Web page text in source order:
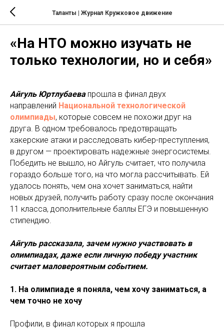
Таланты | Журнал Кружковое движение
«На НТО можно изучать не
только технологии, но и себя»
Айгуль Юртлубаева прошла в финал двух
направлений Национальной технологической
олимпиады, которые совсем не похожи друг на
друга. В одном требовалось предотвращать
хакерские атаки и расследовать кибер-преступления,
в другом — проектировать надежные энергосистемы.
Победить не вышло, но Айгуль считает, что получила
гораздо больше того, на что могла рассчитывать. Ей
удалось понять, чем она хочет заниматься, найти
новых друзей, получить работу сразу после окончания
11 класса, дополнительные баллы ЕГЭ и повышенную
стипендию.
Айгуль рассказала, зачем нужно участвовать в
олимпиадах, даже если личную победу участник
считает маловероятным событием.
1. На олимпиаде я поняла, чем хочу заниматься, а
чем точно не хочу
Профили, в финал которых я прошла